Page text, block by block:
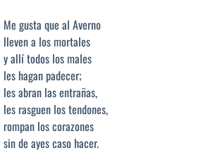
Me gusta que al Averno
lleven a los mortales
y allí todos los males
les hagan padecer;
les abran las entrañas,
les rasguen los tendones,
rompan los corazones
sin de ayes caso hacer.